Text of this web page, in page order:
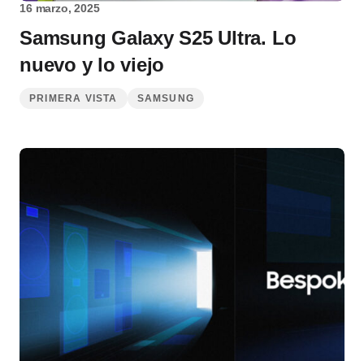
16 marzo, 2025
Samsung Galaxy S25 Ultra. Lo
nuevo y lo viejo
PRIMERA VISTA SAMSUNG